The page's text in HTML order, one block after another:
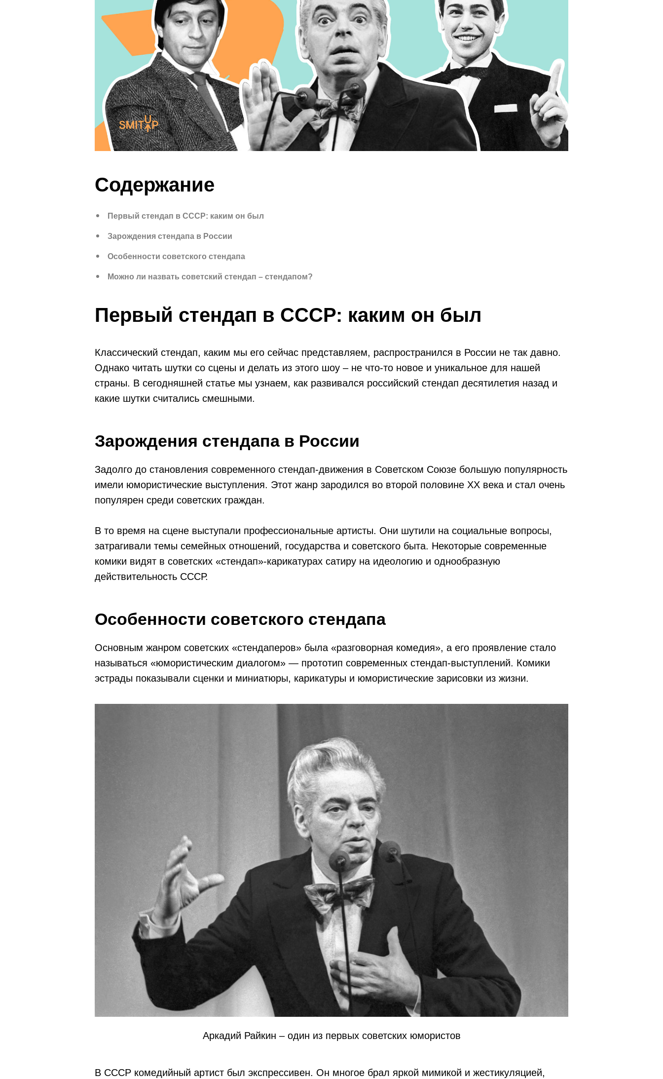
Содержание
Первый стендап в СССР: каким он был
Зарождения стендапа в России
Особенности советского стендапа
Можно ли назвать советский стендап – стендапом?
Первый стендап в СССР: каким он был
Классический стендап, каким мы его сейчас представляем, распространился в России не так давно.
Однако читать шутки со сцены и делать из этого шоу – не что-то новое и уникальное для нашей
страны. В сегодняшней статье мы узнаем, как развивался российский стендап десятилетия назад и
какие шутки считались смешными.
Зарождения стендапа в России
Задолго до становления современного стендап-движения в Советском Союзе большую популярность
имели юмористические выступления. Этот жанр зародился во второй половине XX века и стал очень
популярен среди советских граждан.
В то время на сцене выступали профессиональные артисты. Они шутили на социальные вопросы,
затрагивали темы семейных отношений, государства и советского быта. Некоторые современные
комики видят в советских «стендап»-карикатурах сатиру на идеологию и однообразную
действительность СССР.
Особенности советского стендапа
Основным жанром советских «стендаперов» была «разговорная комедия», а его проявление стало
называться «юмористическим диалогом» — прототип современных стендап-выступлений. Комики
эстрады показывали сценки и миниатюры, карикатуры и юмористические зарисовки из жизни.
Аркадий Райкин – один из первых советских юмористов
В СССР комедийный артист был экспрессивен. Он многое брал яркой мимикой и жестикуляцией,